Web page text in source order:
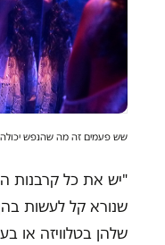
שש פעמים זה מה שהנפש יכולה
"יש את כל קרבנות
שנורא קל לעשות
שלהן בטלוויזה או